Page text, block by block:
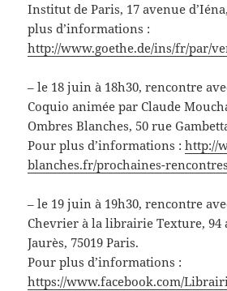
Institut de Paris, 17 avenue
plus d’informations :
http://www.goethe.de/ins/fr/par/
– le 18 juin à 18h30, rencontre
Coquio animée par Claude
Ombres Blanches, 50 rue
Pour plus d’informations :http://
blanches.fr/prochaines-
– le 19 juin à 19h30, rencontre
Chevrier à la librairie Texture, 94
Jaurès, 75019 Paris.
Pour plus d’informations :
https://www.facebook.com/